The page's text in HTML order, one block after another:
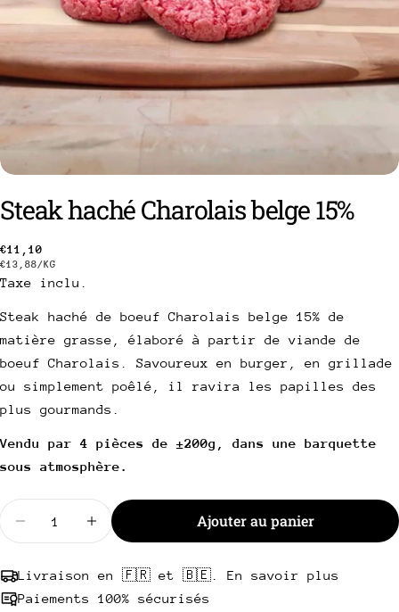
Steak haché Charolais belge 15%
Prix
habituel
€11,10
PRIX
UNITAIRE
€13,88/PAR
KG
Taxe inclu.
Steak haché de boeuf Charolais belge 15% de
matière grasse, élaboré à partir de viande de
boeuf Charolais. Savoureux en burger, en grillade
ou simplement poêlé, il ravira les papilles des
plus gourmands.
Vendu par 4 pièces de ±200g, dans une barquette
sous atmosphère.
Diminuer la quantité pour Steak haché Charolais
Augmenter la quantité pour Steak haché
Ajouter au panier
Livraison en 🇫🇷 et 🇧🇪. En savoir plus
Paiements 100% sécurisés
Partager ce produit
Partager
sur
sur
nom
Votre
email
Votre
téléphone
Votre
Les champs marqués * sont obligatoires.
Envoyer une question